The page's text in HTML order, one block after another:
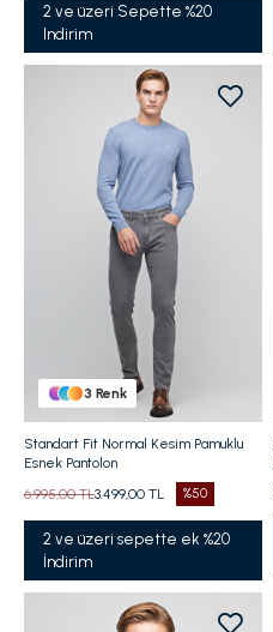
2 ve üzeri Sepette %20
Indirim
3 Renk
Standart Fit Normal Kesim Pamuklu
Esnek Pantolon
6.995,00 TL3.499,00 TL %50
2 ve üzeri sepette ek %20
İndirim